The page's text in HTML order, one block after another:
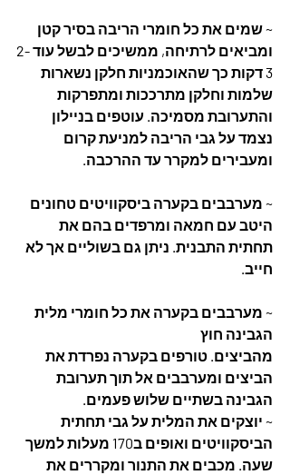
~ שמים את כל חומרי הריבה בסיר קטן
ומביאים לרתיחה, ממשיכים לבשל עוד 2-
3 דקות כך שהאוכמניות חלקן נשארות
שלמות וחלקן מתרככות ומתפרקות
והתערובת מסמיכה. עוטפים בניילון
נצמד על גבי הריבה למניעת קרום
ומעבירים למקרר עד ההרכבה.
~ מערבבים בקערה ביסקוויטים טחונים
היטב עם חמאה ומרפדים בהם את
תחתית התבנית. ניתן גם בשוליים אך לא
חייב.
~ מערבבים בקערה את כל חומרי מלית
הגבינה חוץ
מהביצים. טורפים בקערה נפרדת את
הביצים ומערבבים אל תוך תערובת
הגבינה בשתיים שלוש פעמים.
~ יוצקים את המלית על גבי תחתית
הביסקוויטים ואופים ב170 מעלות למשך
שעה. מכבים את התנור ומקררים את